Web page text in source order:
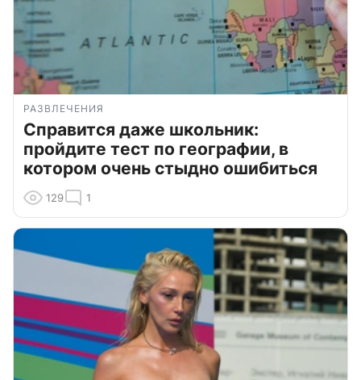
РАЗВЛЕЧЕНИЯ
Справится даже школьник:
пройдите тест по географии, в
котором очень стыдно ошибиться
129 1